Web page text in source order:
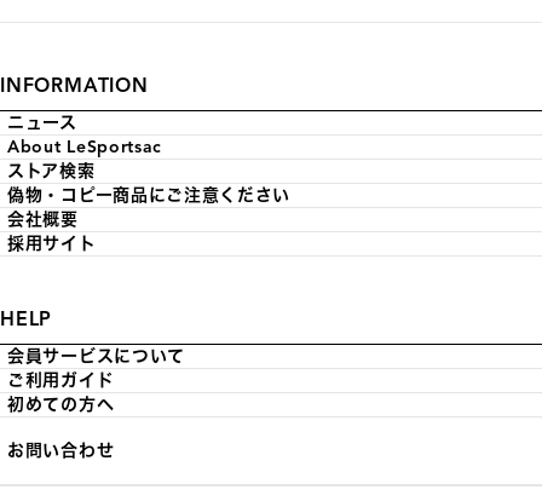
INFORMATION
ニュース
About LeSportsac
ストア検索
偽物・コピー商品にご注意ください
会社概要
採用サイト
HELP
会員サービスについて
ご利用ガイド
初めての方へ
お問い合わせ